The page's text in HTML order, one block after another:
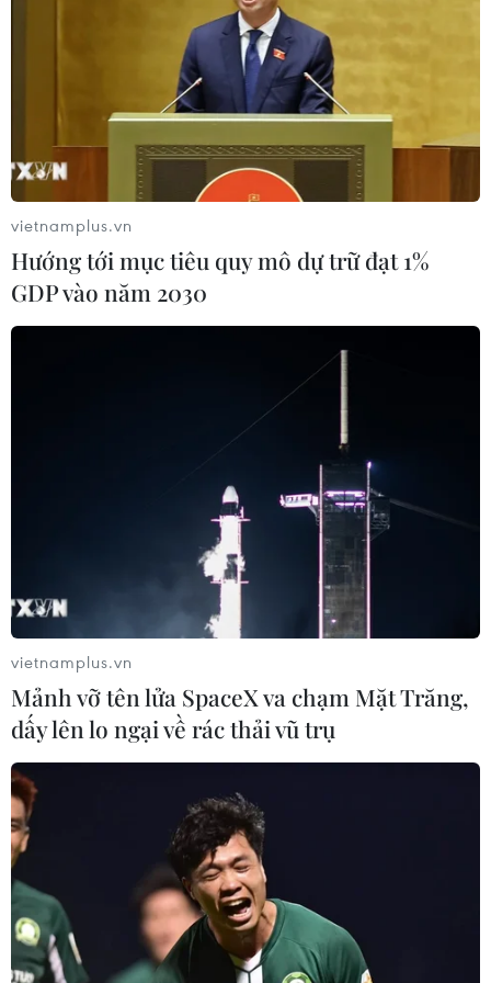
Chủ tài khoản Facebook "Hà Nội Phố" bị
xử phạt vì đăng tin sai về dịch
Ngày 4/5/2021, Trần Văn Duy đã sử dụng tài khoản
Facebook “Hà Nội Phố” để đăng tải thông tin “Hà Nội
phố thông thoáng trong ngày đầu phong tỏa” kèm theo
một video về trải nghiệm đường phố Hà Nội.
vietnamplus.vn
Hướng tới mục tiêu quy mô dự trữ đạt 1%
GDP vào năm 2030
vietnamplus.vn
Mảnh vỡ tên lửa SpaceX va chạm Mặt Trăng,
dấy lên lo ngại về rác thải vũ trụ